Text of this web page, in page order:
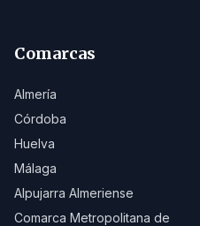
Comarcas
Almería
Córdoba
Huelva
Málaga
Alpujarra Almeriense
Comarca Metropolitana de